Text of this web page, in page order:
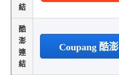
結
酷
澎
連
結
Coupang 酷澎